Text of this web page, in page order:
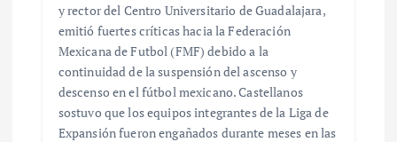
y rector del Centro Universitario de Guadalajara,
emitió fuertes críticas hacia la Federación
Mexicana de Futbol (FMF) debido a la
continuidad de la suspensión del ascenso y
descenso en el fútbol mexicano. Castellanos
sostuvo que los equipos integrantes de la Liga de
Expansión fueron engañados durante meses en las